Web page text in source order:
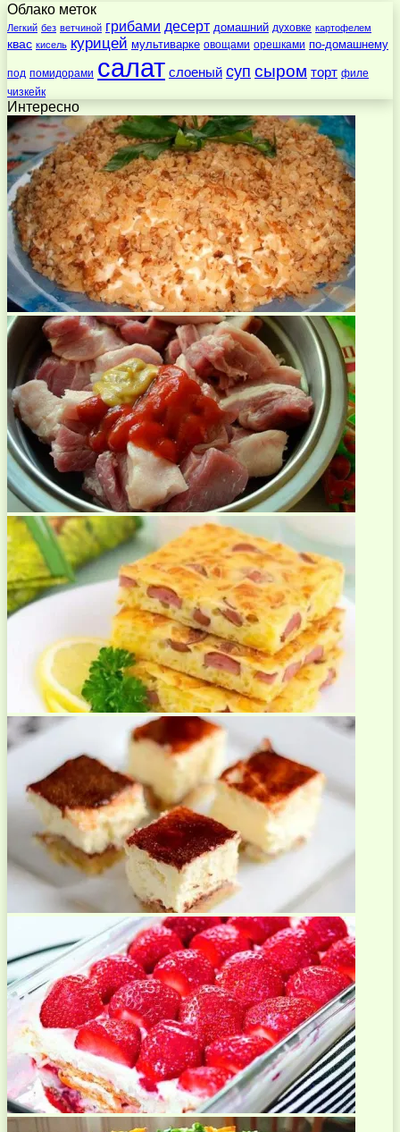
Облако меток
Легкий без ветчиной грибами десерт домашний духовке картофелем
квас кисель курицей мультиварке овощами орешками по-домашнему
под помидорами салат слоеный суп сыром торт филе
чизкейк
Интересно